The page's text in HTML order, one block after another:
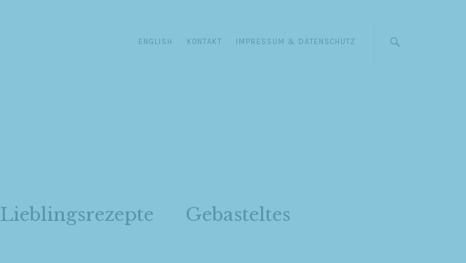
ENGLISH KONTAKT IMPRESSUM & DATENSCHUTZ
Lieblingsrezepte Gebasteltes